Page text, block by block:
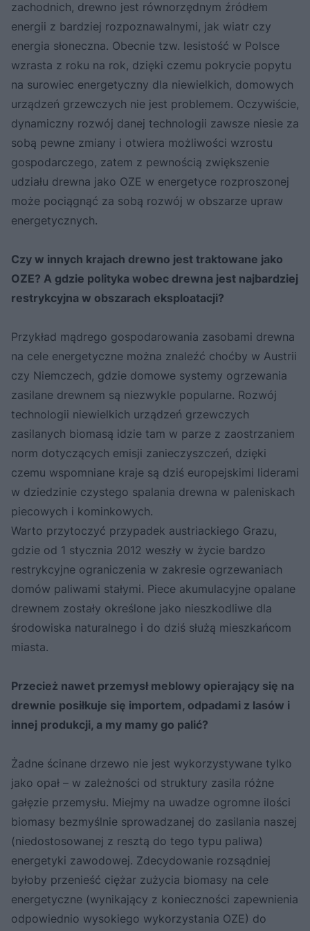
zachodnich, drewno jest równorzędnym źródłem
energii z bardziej rozpoznawalnymi, jak wiatr czy
energia słoneczna. Obecnie tzw. lesistość w Polsce
wzrasta z roku na rok, dzięki czemu pokrycie popytu
na surowiec energetyczny dla niewielkich, domowych
urządzeń grzewczych nie jest problemem. Oczywiście,
dynamiczny rozwój danej technologii zawsze niesie za
sobą pewne zmiany i otwiera możliwości wzrostu
gospodarczego, zatem z pewnością zwiększenie
udziału drewna jako OZE w energetyce rozproszonej
może pociągnąć za sobą rozwój w obszarze upraw
energetycznych.
Czy w innych krajach drewno jest traktowane jako
OZE? A gdzie polityka wobec drewna jest najbardziej
restrykcyjna w obszarach eksploatacji?
Przykład mądrego gospodarowania zasobami drewna
na cele energetyczne można znaleźć choćby w Austrii
czy Niemczech, gdzie domowe systemy ogrzewania
zasilane drewnem są niezwykle popularne. Rozwój
technologii niewielkich urządzeń grzewczych
zasilanych biomasą idzie tam w parze z zaostrzaniem
norm dotyczących emisji zanieczyszczeń, dzięki
czemu wspomniane kraje są dziś europejskimi liderami
w dziedzinie czystego spalania drewna w paleniskach
piecowych i kominkowych.
Warto przytoczyć przypadek austriackiego Grazu,
gdzie od 1 stycznia 2012 weszły w życie bardzo
restrykcyjne ograniczenia w zakresie ogrzewaniach
domów paliwami stałymi. Piece akumulacyjne opalane
drewnem zostały określone jako nieszkodliwe dla
środowiska naturalnego i do dziś służą mieszkańcom
miasta.
Przecież nawet przemysł meblowy opierający się na
drewnie posiłkuje się importem, odpadami z lasów i
innej produkcji, a my mamy go palić?
Żadne ścinane drzewo nie jest wykorzystywane tylko
jako opał – w zależności od struktury zasila różne
gałęzie przemysłu. Miejmy na uwadze ogromne ilości
biomasy bezmyślnie sprowadzanej do zasilania naszej
(niedostosowanej z resztą do tego typu paliwa)
energetyki zawodowej. Zdecydowanie rozsądniej
byłoby przenieść ciężar zużycia biomasy na cele
energetyczne (wynikający z konieczności zapewnienia
odpowiednio wysokiego wykorzystania OZE) do